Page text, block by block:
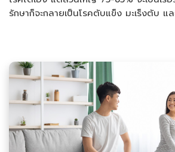
รักษาก็จะกลายเป็นโรคตับแข็ง มะเร็งตับ แ